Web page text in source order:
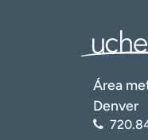
Área
Denver